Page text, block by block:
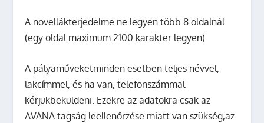
A novellákterjedelme ne legyen több 8 oldalnál
(egy oldal maximum 2100 karakter legyen).
A pályaműveketminden esetben teljes névvel,
lakcímmel, és ha van, telefonszámmal
kérjükbeküldeni. Ezekre az adatokra csak az
AVANA tagság leellenőrzése miatt van szükség,az